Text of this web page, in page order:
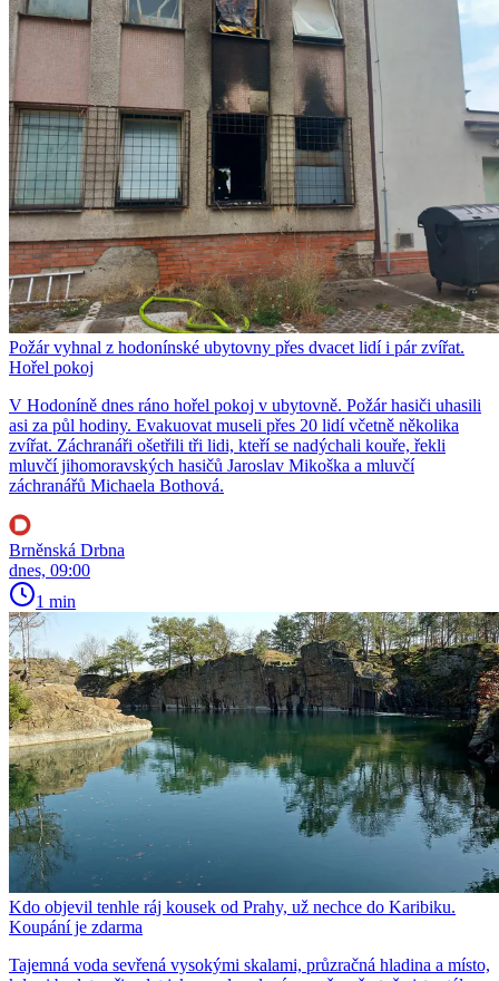
Požár vyhnal z hodonínské ubytovny přes dvacet lidí i pár zvířat.
Hořel pokoj
V Hodoníně dnes ráno hořel pokoj v ubytovně. Požár hasiči uhasili
asi za půl hodiny. Evakuovat museli přes 20 lidí včetně několika
zvířat. Záchranáři ošetřili tři lidi, kteří se nadýchali kouře, řekli
mluvčí jihomoravských hasičů Jaroslav Mikoška a mluvčí
záchranářů Michaela Bothová.
Brněnská Drbna
dnes, 09:00
1 min
Kdo objevil tenhle ráj kousek od Prahy, už nechce do Karibiku.
Koupání je zdarma
Tajemná voda sevřená vysokými skalami, průzračná hladina a místo,